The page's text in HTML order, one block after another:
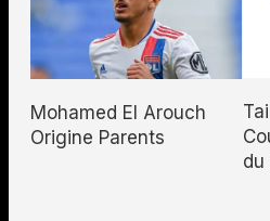
Mohamed El Arouch
Origine Parents
du